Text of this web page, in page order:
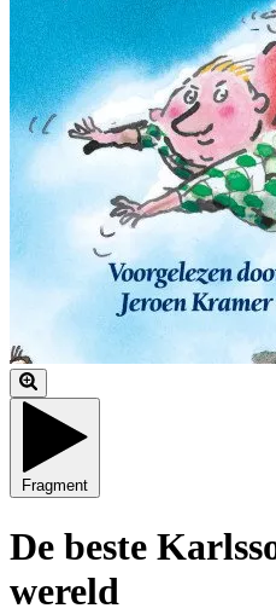
Fragment
De beste
wereld